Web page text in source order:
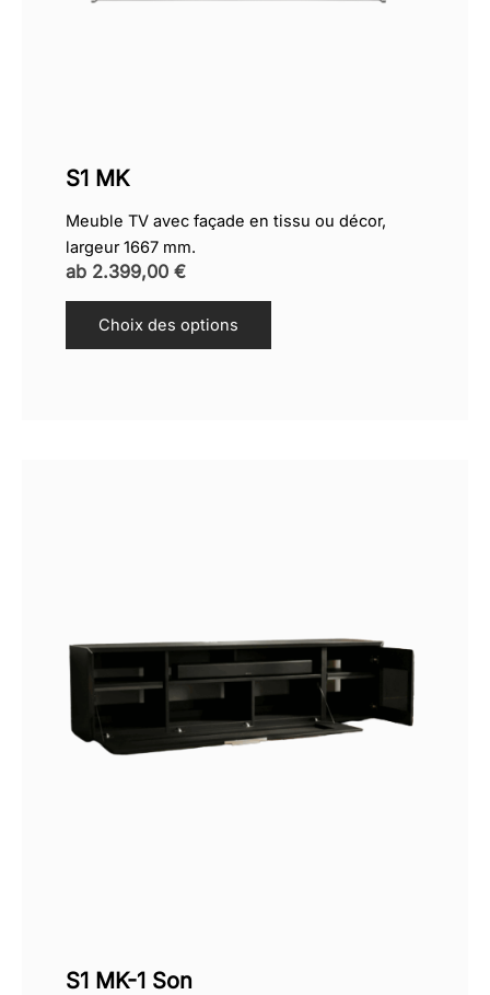
S1 MK
Meuble TV avec façade en tissu ou décor,
largeur 1667 mm.
ab 2.399,00 €
Choix des options
S1 MK-1 Son